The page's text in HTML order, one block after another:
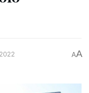
AA